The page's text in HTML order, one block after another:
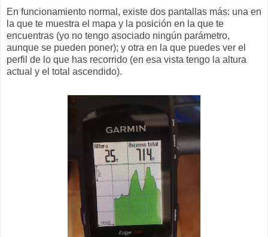
En funcionamiento normal, existe dos pantallas más: una en
la que te muestra el mapa y la posición en la que te
encuentras (yo no tengo asociado ningún parámetro,
aunque se pueden poner); y otra en la que puedes ver el
perfil de lo que has recorrido (en esa vista tengo la altura
actual y el total ascendido).